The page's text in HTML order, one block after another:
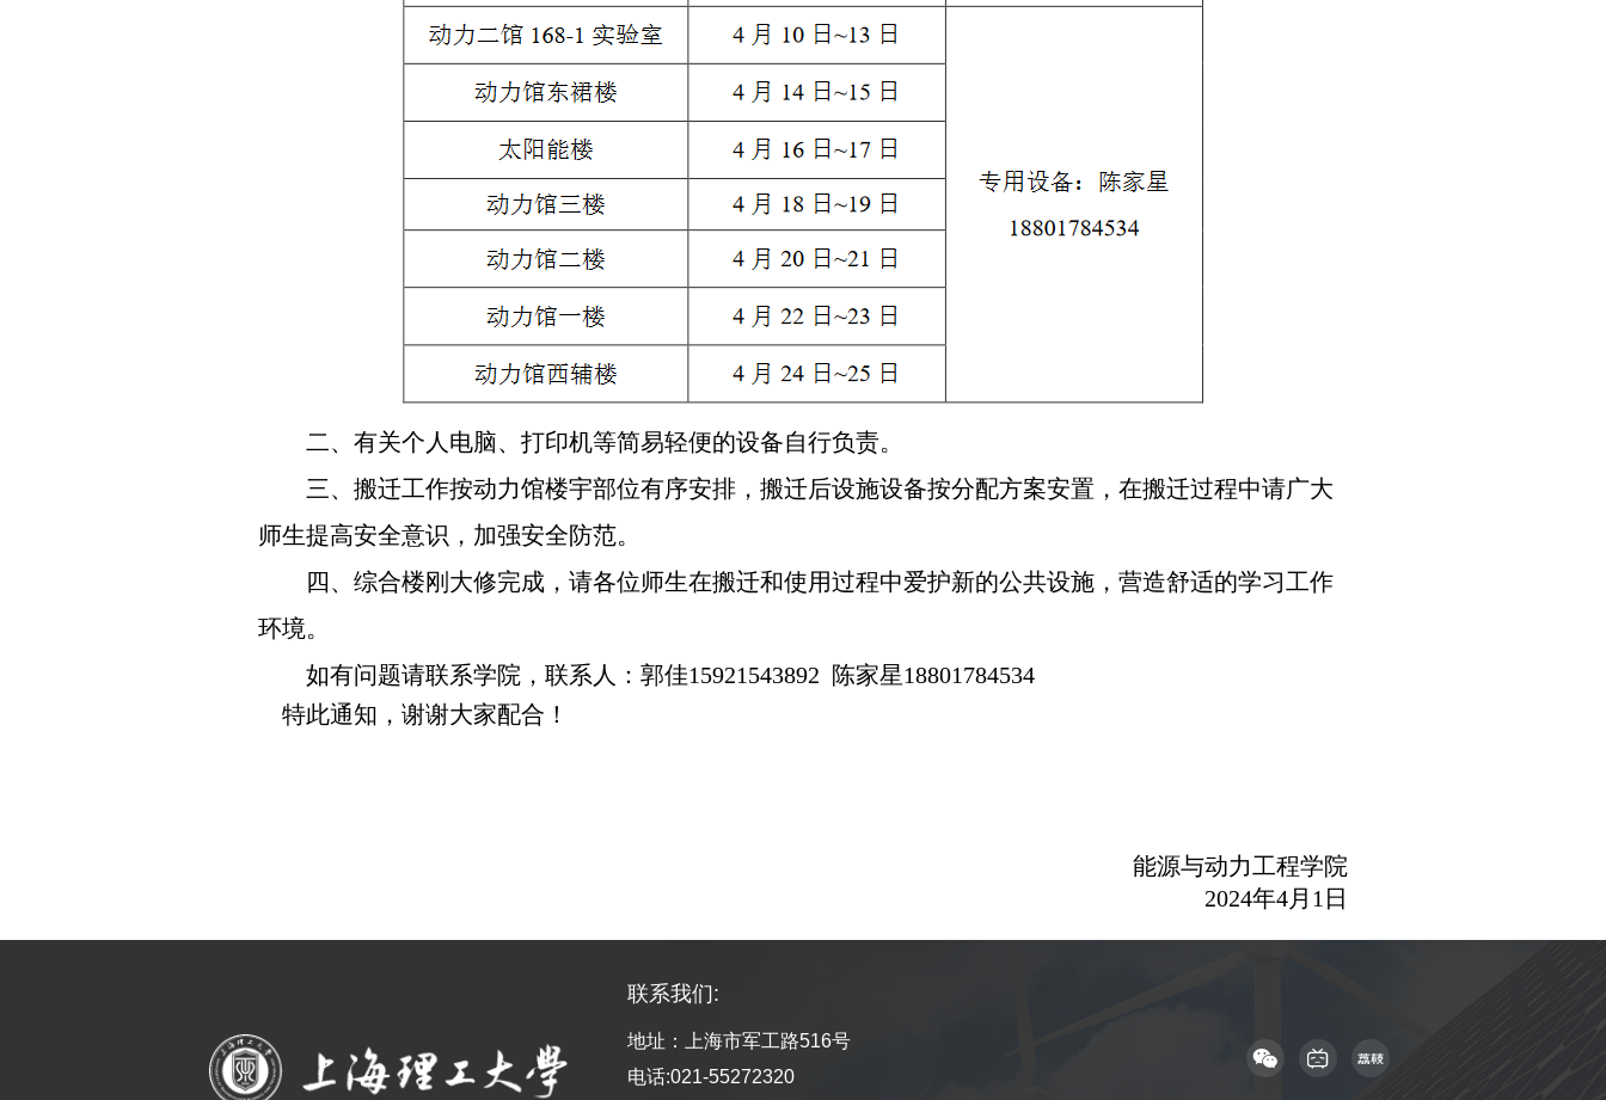
二、有关个人电脑、打印机等简易轻便的设备自行负责。
三、搬迁工作按动力馆楼宇部位有序安排，搬迁后设施设备按分配方案安置，在搬迁过程中请广大
师生提高安全意识，加强安全防范。
四、综合楼刚大修完成，请各位师生在搬迁和使用过程中爱护新的公共设施，营造舒适的学习工作
环境。
如有问题请联系学院，联系人：郭佳15921543892 陈家星18801784534
特此通知，谢谢大家配合！
能源与动力工程学院
2024年4月 1 日
联系我们:
地址：上海市军工路516号
电话:021-55272320